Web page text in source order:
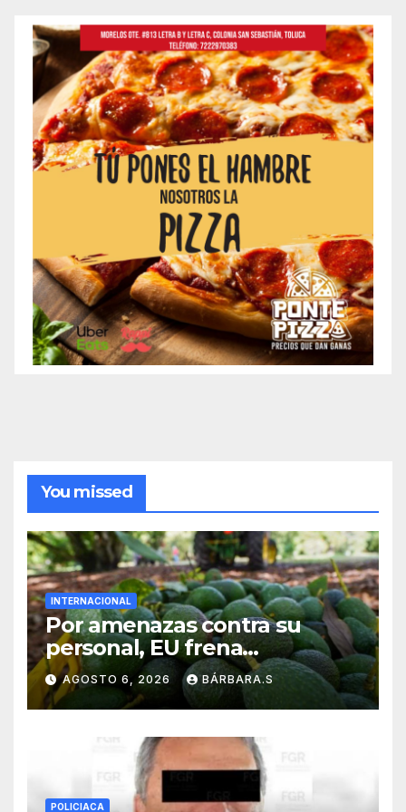
You missed
INTERNACIONAL
Por amenazas contra su
personal, EU frena
exportación de aguacate
AGOSTO 6, 2026 BÁRBARA.S
POLICIACA